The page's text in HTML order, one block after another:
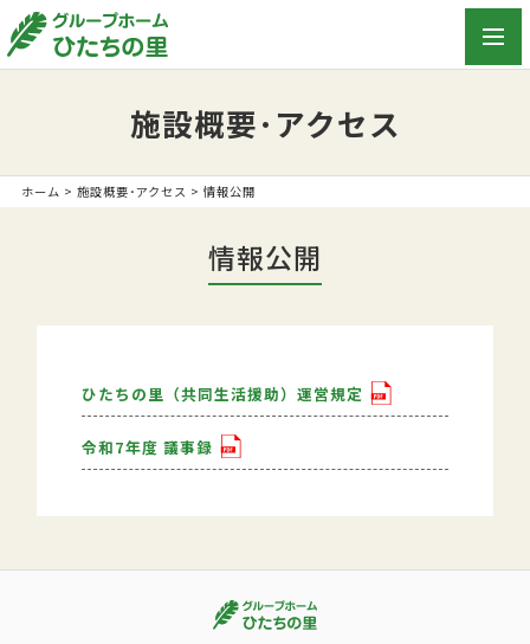
施設概要･アクセス
ホーム > 施設概要･アクセス > 情報公開
情報公開
ひたちの里（共同生活援助）運営規定
令和7年度 議事録